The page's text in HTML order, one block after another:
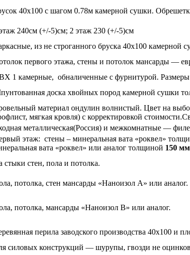
40х100 с шагом 0.78м камерной сушки.
240см (+/-5)см; 2 этаж 230 (+/-5)см
из не строганного бруска 40х100
первого этажа, стены и потолок мансарды —
1 камерные, обналиченные с фурнитурой. Размеры
доска хвойных пород камерной сушки
материал ондулин волнистый. Цвет на
мягкая кровля) с корректировкой
металлическая(Россия) и межкомнатные —
этаж: стены – минеральная вата «роквел»
вата «роквел» или аналог толщиной 150 мм
стыки стен, пола и потолка.
потолка, стен мансарды «Наноизол А» или аналог.
потолка, мансарды «Наноизол В» или аналог.
перила заводского производства 40х100
силовых конструкций — шурупы, гвозди не